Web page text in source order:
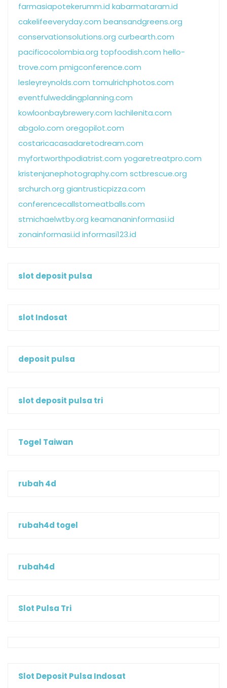
farmasiapotekerumm.id kabarmataram.id
cakelifeeveryday.com beansandgreens.org
conservationsolutions.org curbearth.com
pacificocolombia.org topfoodish.com hello-
trove.com pmigconference.com
lesleyreynolds.com tomulrichphotos.com
eventfulweddingplanning.com
kowloonbaybrewery.com lachilenita.com
abgolo.com oregopilot.com
costaricacasadaretodream.com
myfortworthpodiatrist.com yogaretreatpro.com
kristenjanephotography.com sctbrescue.org
srchurch.org giantrusticpizza.com
conferencecallstomeatballs.com
stmichaelwtby.org keamananinformasi.id
zonainformasi.id informasi123.id
slot deposit pulsa
slot Indosat
deposit pulsa
slot deposit pulsa tri
Togel Taiwan
rubah 4d
rubah4d togel
rubah4d
Slot Pulsa Tri
Slot Deposit Pulsa Indosat